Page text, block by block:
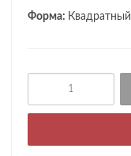
Форма: Квадратный